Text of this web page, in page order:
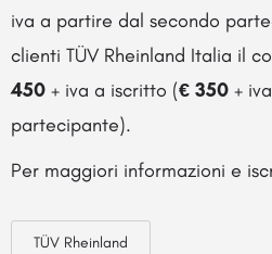
iva a partire dal secondo
clienti TÜV Rheinland Italia il
450 + iva a iscritto (€ 350 +
partecipante).
Per maggiori informazioni e
TÜV Rheinland